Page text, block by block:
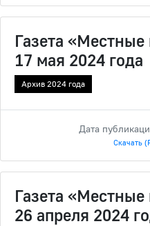
Газета
17 мая 2024 года
Архив 2024 года
Дата
Скачать
Газета
26 апреля 2024